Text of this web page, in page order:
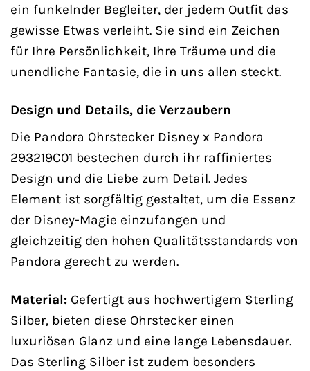
ein funkelnder Begleiter, der jedem Outfit das
gewisse Etwas verleiht. Sie sind ein Zeichen
für Ihre Persönlichkeit, Ihre Träume und die
unendliche Fantasie, die in uns allen steckt.
Design und Details, die Verzaubern
Die Pandora Ohrstecker Disney x Pandora
293219C01 bestechen durch ihr raffiniertes
Design und die Liebe zum Detail. Jedes
Element ist sorgfältig gestaltet, um die Essenz
der Disney-Magie einzufangen und
gleichzeitig den hohen Qualitätsstandards von
Pandora gerecht zu werden.
Material: Gefertigt aus hochwertigem Sterling
Silber, bieten diese Ohrstecker einen
luxuriösen Glanz und eine lange Lebensdauer.
Das Sterling Silber ist zudem besonders